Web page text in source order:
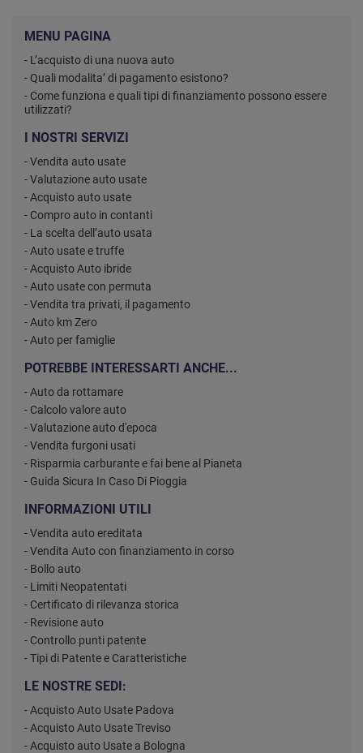
MENU PAGINA
- L’acquisto di una nuova auto
- Quali modalita’ di pagamento esistono?
- Come funziona e quali tipi di finanziamento possono essere
utilizzati?
I NOSTRI SERVIZI
- Vendita auto usate
- Valutazione auto usate
- Acquisto auto usate
- Compro auto in contanti
- La scelta dell’auto usata
- Auto usate e truffe
- Acquisto Auto ibride
- Auto usate con permuta
- Vendita tra privati, il pagamento
- Auto km Zero
- Auto per famiglie
POTREBBE INTERESSARTI ANCHE...
- Auto da rottamare
- Calcolo valore auto
- Valutazione auto d'epoca
- Vendita furgoni usati
- Risparmia carburante e fai bene al Pianeta
- Guida Sicura In Caso Di Pioggia
INFORMAZIONI UTILI
- Vendita auto ereditata
- Vendita Auto con finanziamento in corso
- Bollo auto
- Limiti Neopatentati
- Certificato di rilevanza storica
- Revisione auto
- Controllo punti patente
- Tipi di Patente e Caratteristiche
LE NOSTRE SEDI:
- Acquisto Auto Usate Padova
- Acquisto Auto Usate Treviso
- Acquisto auto Usate a Bologna